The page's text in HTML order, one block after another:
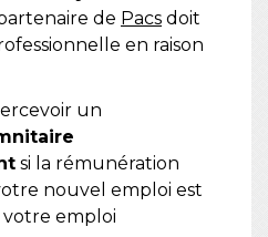
de Pacs doit
en raison
un
si la rémunération
nouvel emploi est
emploi